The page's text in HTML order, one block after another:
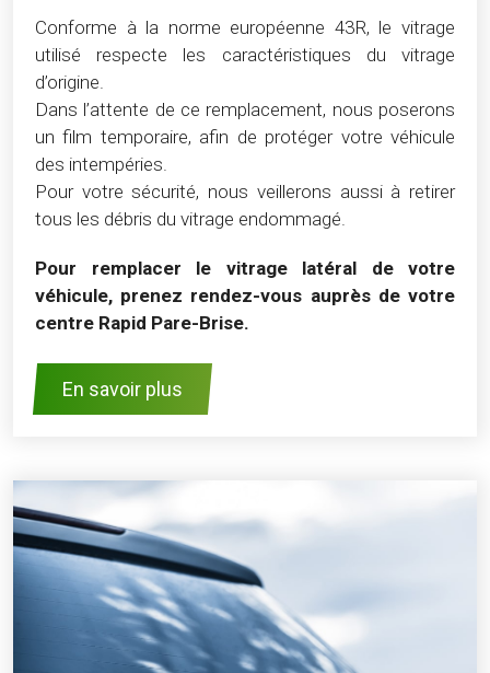
Conforme à la norme européenne 43R, le vitrage
utilisé respecte les caractéristiques du vitrage
d’origine.
Dans l’attente de ce remplacement, nous poserons
un film temporaire, afin de protéger votre véhicule
des intempéries.
Pour votre sécurité, nous veillerons aussi à retirer
tous les débris du vitrage endommagé.
Pour remplacer le vitrage latéral de votre
véhicule, prenez rendez-vous auprès de votre
centre Rapid Pare-Brise.
En savoir plus